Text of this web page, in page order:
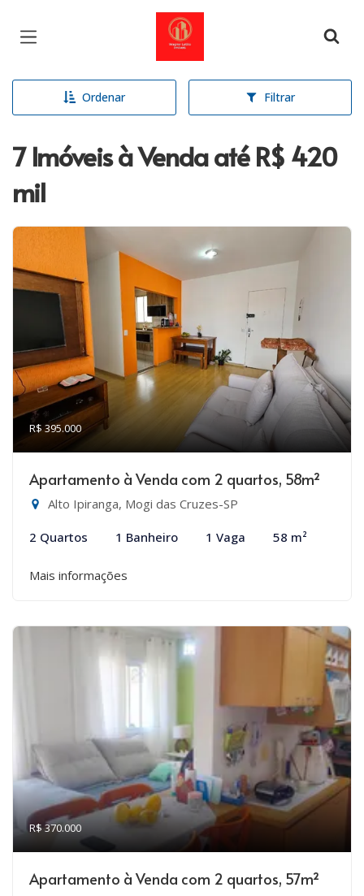
Página inicial
Ordenar Filtrar
7 Imóveis à Venda até R$ 420
mil
R$ 395.000
Apartamento à Venda com 2 quartos, 58m²
Alto Ipiranga, Mogi das Cruzes-SP
2 Quartos 1 Banheiro 1 Vaga 58 m²
Mais informações
R$ 370.000
Apartamento à Venda com 2 quartos, 57m²